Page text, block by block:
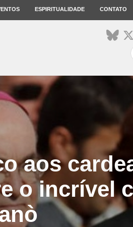
ESPIRITUALIDADE CONTATO
aos
o incrível